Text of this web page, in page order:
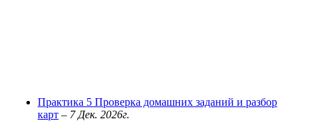
Практика 5 Проверка домашних заданий и разбор
карт – 7 Дек. 2026г.